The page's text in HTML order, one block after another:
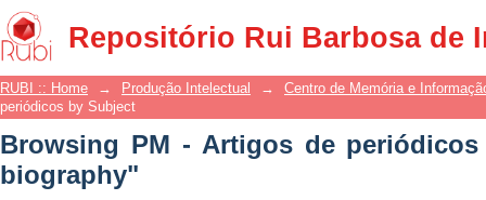
Repositório Rui Barbosa de
Browsing PM - Artigos de periódicos
RUBI :: Home → Produção Intelectual →
Centro de Memória e
periódicos by Subject
Browsing PM - Artigos de
biography"